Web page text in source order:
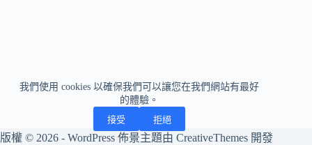
我們使用 cookies 以確保我們可以讓您在我們網站有最好
的體驗。
接受 拒絕
版權 © 2026 - WordPress 佈景主題由 CreativeThemes 開發